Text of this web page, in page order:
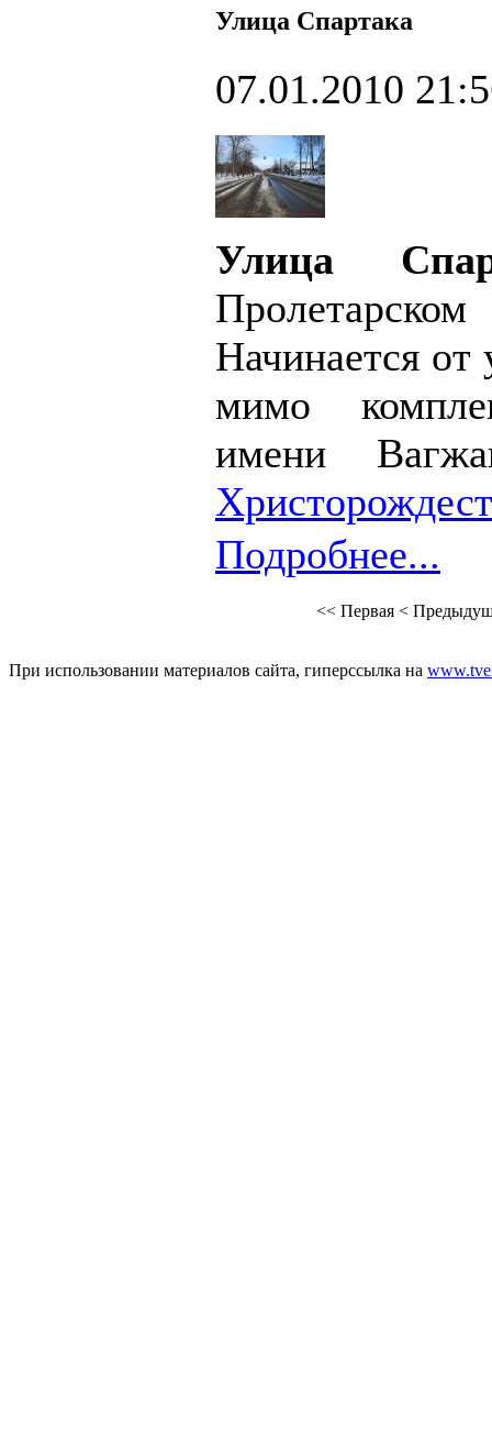
Улица Спартака
07.01.2010
Улица
Начинается
мимо
имени
Подробнее...
<< Первая<
При использовании материалов сайта, гиперссылка на